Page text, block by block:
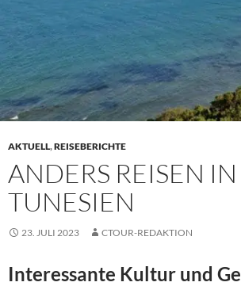
AKTUELL,REISEBERICHTE
ANDERS REISEN IN
TUNESIEN
23. JULI 2023 CTOUR-REDAKTION
Interessante Kultur und